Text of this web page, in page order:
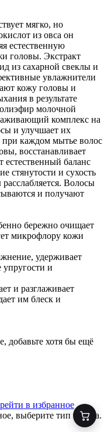
мягко, но
из овса он
естественную
головы. Экстракт
из сахарной свеклы и
увлажнители
кожу головы и
в результате
молочной
комплекс на
и улучшает их
каждом мытье волос
восстанавливает
баланс
стянутости и сухость
Волосы
и получают
бережно очищает
микрофлору кожи
удерживает
и
и разглаживает
им блеск и
добавьте хотя бы ещё
в избранное
выберите тип товара.